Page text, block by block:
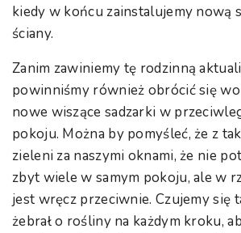
kiedy w końcu zainstalujemy nową
ściany.
Zanim zawiniemy tę rodzinną
powinniśmy również obrócić się
nowe wiszące sadzarki w
pokoju. Można by pomyśleć, że z
zieleni za naszymi oknami, że nie
zbyt wiele w samym pokoju, ale w
jest wręcz przeciwnie. Czujemy się
żebrał o rośliny na każdym kroku,